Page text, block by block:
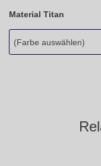
Material Titan
(Farbe auswählen)